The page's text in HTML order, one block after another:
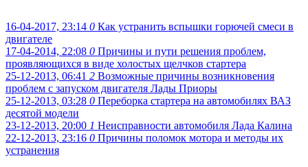
16-04-2017, 23:14 0 Как устранить вспышки горючей смеси в
двигателе
17-04-2014, 22:08 0 Причины и пути решения проблем,
проявляющихся в виде холостых щелчков стартера
25-12-2013, 06:41 2 Возможные причины возникновения
проблем с запуском двигателя Лады Приоры
25-12-2013, 03:28 0 Переборка стартера на автомобилях ВАЗ
десятой модели
23-12-2013, 20:00 1 Неисправности автомобиля Лада Калина
22-12-2013, 23:16 0 Причины поломок мотора и методы их
устранения